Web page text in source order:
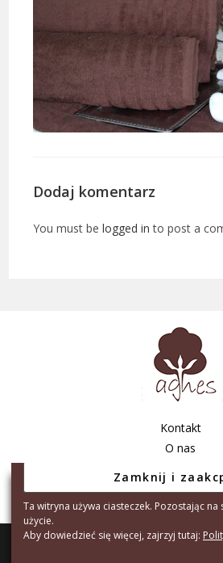
Dodaj komentarz
You must belogged in to post a
Kontakt
O nas
Polityka
Ta witryna używa ciasteczek. Pozostając
użycie.
Aby dowiedzieć się więcej, zajrzyj tutaj: